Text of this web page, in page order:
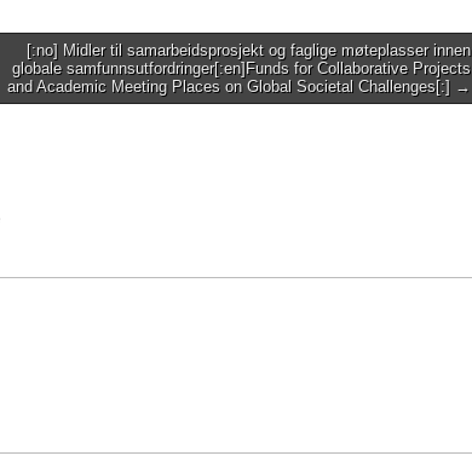
[:no] Midler til samarbeidsprosjekt og faglige møteplasser innen
globale samfunnsutfordringer[:en]Funds for Collaborative Projects
and Academic Meeting Places on Global Societal Challenges[:] →